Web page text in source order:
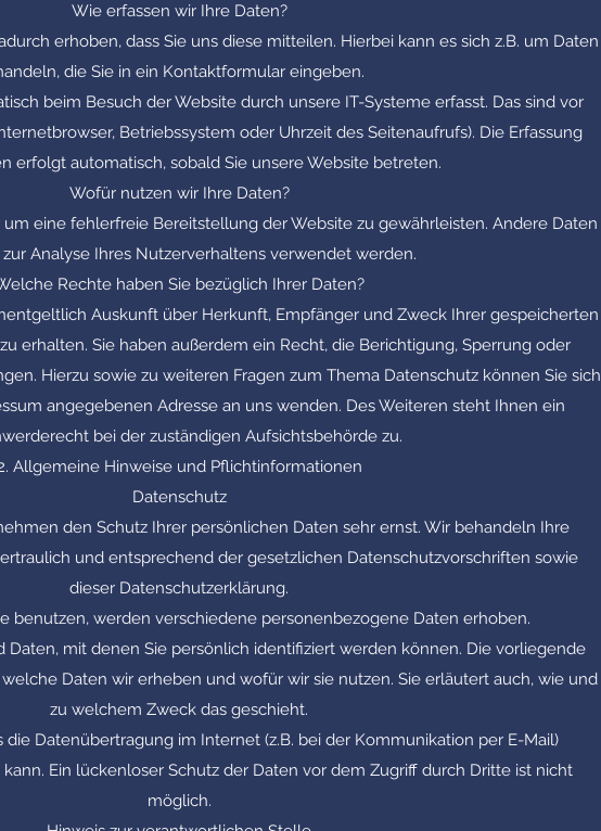
Wie erfassen wir Ihre Daten?
erhoben, dass Sie uns diese mitteilen. Hierbei kann es sich z.B. um Daten
die Sie in ein Kontaktformular eingeben.
beim Besuch der Website durch unsere IT-Systeme erfasst. Das sind vor
Betriebssystem oder Uhrzeit des Seitenaufrufs). Die Erfassung
erfolgt automatisch, sobald Sie unsere Website betreten.
Wofür nutzen wir Ihre Daten?
um eine fehlerfreie Bereitstellung der Website zu gewährleisten. Andere Daten
Analyse Ihres Nutzerverhaltens verwendet werden.
Rechte haben Sie bezüglich Ihrer Daten?
Auskunft über Herkunft, Empfänger und Zweck Ihrer gespeicherten
erhalten. Sie haben außerdem ein Recht, die Berichtigung, Sperrung oder
Hierzu sowie zu weiteren Fragen zum Thema Datenschutz können Sie sich
angegebenen Adresse an uns wenden. Des Weiteren steht Ihnen ein
bei der zuständigen Aufsichtsbehörde zu.
Allgemeine Hinweise und Pflichtinformationen
Datenschutz
den Schutz Ihrer persönlichen Daten sehr ernst. Wir behandeln Ihre
und entsprechend der gesetzlichen Datenschutzvorschriften sowie
dieser Datenschutzerklärung.
benutzen, werden verschiedene personenbezogene Daten erhoben.
Daten, mit denen Sie persönlich identifiziert werden können. Die vorliegende
Daten wir erheben und wofür wir sie nutzen. Sie erläutert auch, wie und
zu welchem Zweck das geschieht.
die Datenübertragung im Internet (z.B. bei der Kommunikation per E-Mail)
Ein lückenloser Schutz der Daten vor dem Zugriff durch Dritte ist nicht
möglich.